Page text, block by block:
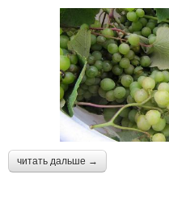
читать дальше →